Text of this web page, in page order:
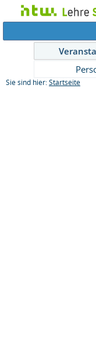
Sie sind hier: Startseite